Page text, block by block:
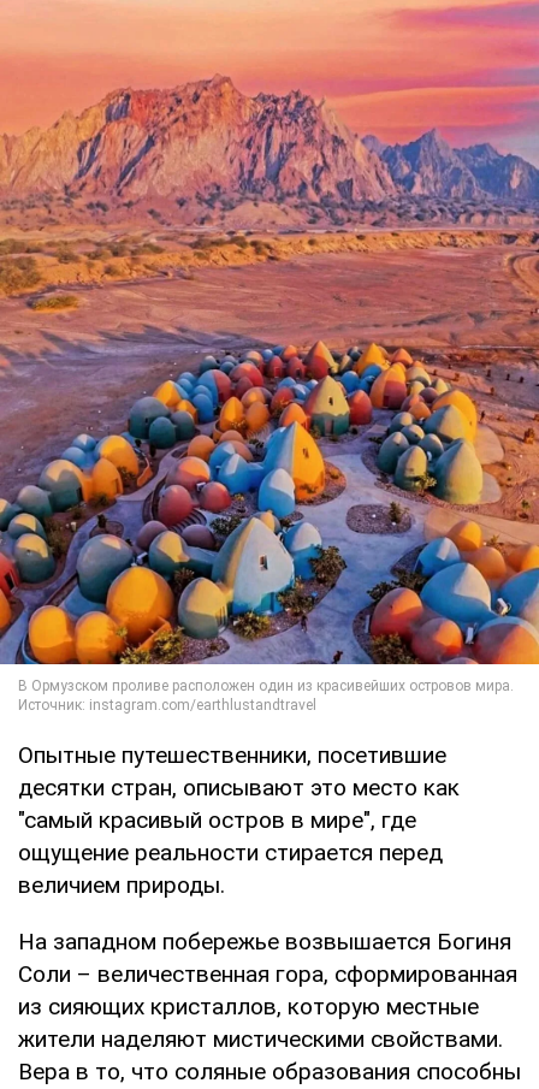
Опытные путешественники, посетившие
десятки стран, описывают это место как
"самый красивый остров в мире", где
ощущение реальности стирается перед
величием природы.
На западном побережье возвышается Богиня
Соли – величественная гора, сформированная
из сияющих кристаллов, которую местные
жители наделяют мистическими свойствами.
Вера в то, что соляные образования способны